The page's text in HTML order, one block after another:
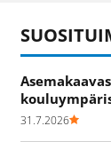
31.7.2026